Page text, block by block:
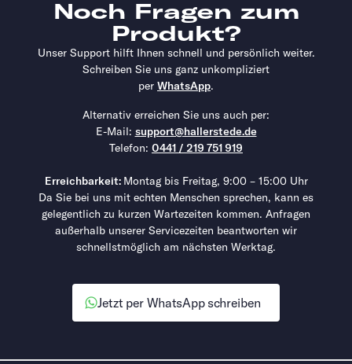
Noch Fragen zum
Produkt?
Unser Support hilft Ihnen schnell und persönlich weiter.
Schreiben Sie uns ganz unkompliziert
per WhatsApp.
Alternativ erreichen Sie uns auch per:
E-Mail: support@hallerstede.de
Telefon: 0441 / 219 751 919
Erreichbarkeit: Montag bis Freitag, 9:00 – 15:00 Uhr
Da Sie bei uns mit echten Menschen sprechen, kann es
gelegentlich zu kurzen Wartezeiten kommen. Anfragen
außerhalb unserer Servicezeiten beantworten wir
schnellstmöglich am nächsten Werktag.
Jetzt per WhatsApp schreiben